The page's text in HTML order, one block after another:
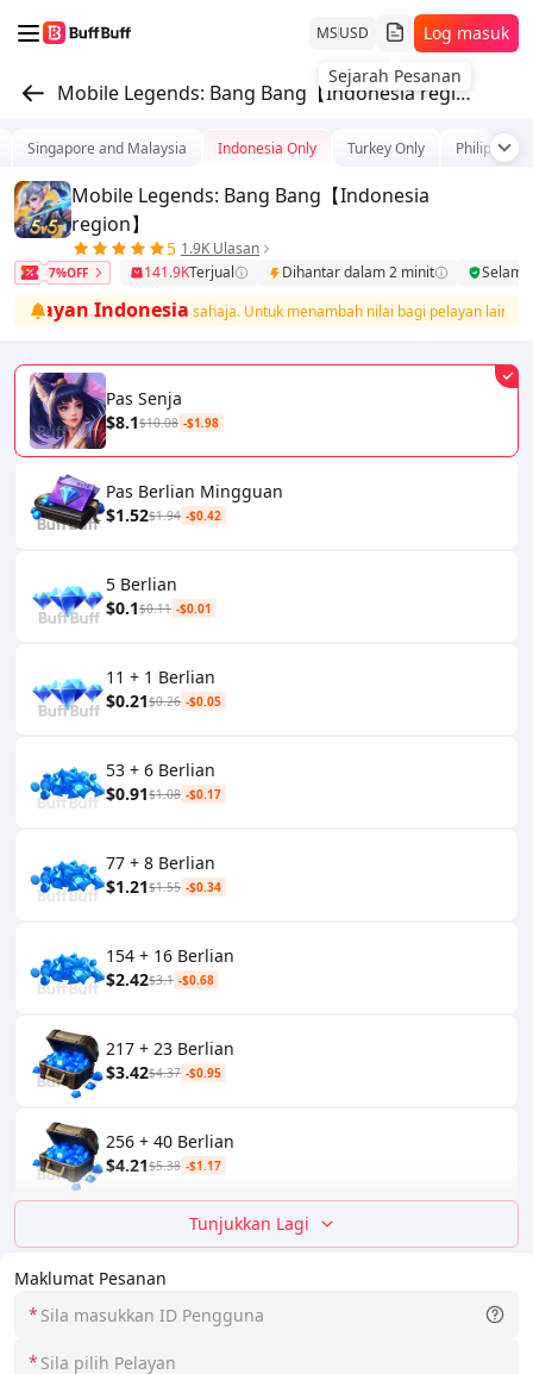
MSUSD
Sejarah Pesanan
Log masuk
Mobile Legends: Bang Bang【Indonesia region】
Maklumat Pesanan
*
*
Singapore and Malaysia Indonesia Only Turkey Only Philippines
Mobile Legends: Bang Bang【Indonesia
region】
5 1.9K Ulasan
7%OFF 141.9KTerjual Dihantar dalam 2 minit
Indonesiasahaja. Untuk menambah nilai bagi pelayan lain, sila
Pas Senja
$8.1$10.08 -$1.98
Pas Berlian Mingguan
$1.52$1.94 -$0.42
5 Berlian
$0.1$0.11 -$0.01
11 + 1 Berlian
$0.21$0.26 -$0.05
53 + 6 Berlian
$0.91$1.08 -$0.17
77 + 8 Berlian
$1.21$1.55 -$0.34
154 + 16 Berlian
$2.42$3.1 -$0.68
217 + 23 Berlian
$3.42$4.37 -$0.95
256 + 40 Berlian
$4.21$5.38 -$1.17
Tunjukkan Lagi